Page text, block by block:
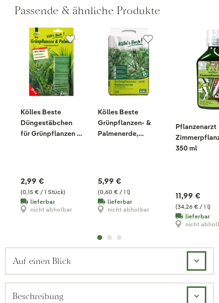
Passende & ähnliche Produkte
Kölles Beste
Düngestäbchen
für Grünpflanzen &
(0,15 € / 1 Stück)
2,99 €
lieferbar
nicht abholbar
Kölles Beste
Grünpflanzen- &
Palmenerde,
(0,60 € / 1 l)
5,99 €
lieferbar
nicht abholbar
Pflanzenarzt
350 ml
(34,26 € / 1 l)
11,99 €
lieferbar
nicht
Auf einen Blick
Beschreibung